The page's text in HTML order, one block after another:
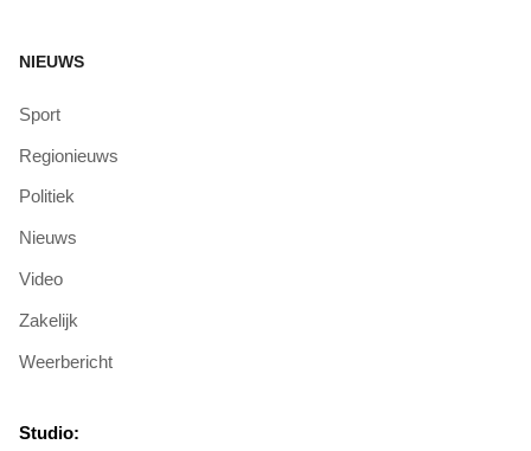
NIEUWS
Sport
Regionieuws
Politiek
Nieuws
Video
Zakelijk
Weerbericht
Studio: